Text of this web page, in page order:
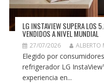
LG INSTAVIEW SUPERA LOS
VENDIDOS A NIVEL MUNDIAL
27/07/2026 ALBERTO
Elegido por
refrigerador LG
experiencia en...